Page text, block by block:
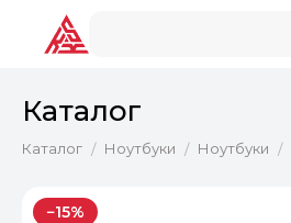
Каталог
Каталог / Ноутбуки / Ноутбуки /
−15%